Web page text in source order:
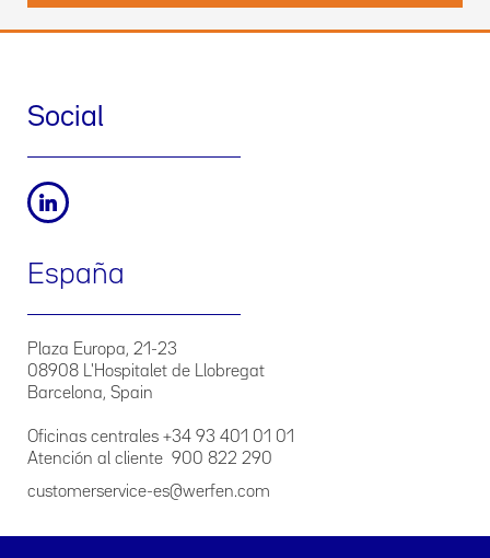
Social
España
Plaza Europa, 21-23
08908 L'Hospitalet de Llobregat
Barcelona, Spain
Oficinas centrales +34 93 401 01 01
Atención al cliente 900 822 290
customerservice-es@werfen.com